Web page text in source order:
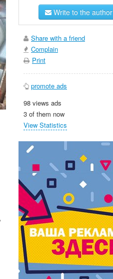
Write to the author
Share with a friend
Complain
Print
promote ads
98 views ads
3 of them now
View Statistics